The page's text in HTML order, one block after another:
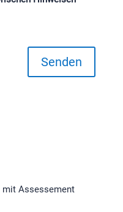
Senden
mit Assessement